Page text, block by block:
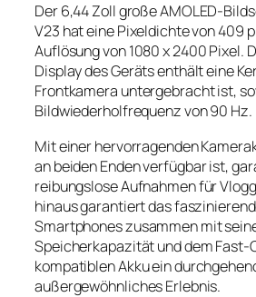
Der 6,44 Zoll große AMOLED-
V23 hat eine Pixeldichte von 409
Auflösung von 1080 x 2400 Pixel.
Display des Geräts enthält eine
Frontkamera untergebracht ist,
Bildwiederholfrequenz von 90 Hz.
Mit einer hervorragenden
an beiden Enden verfügbar ist,
reibungslose Aufnahmen für
hinaus garantiert das
Smartphones zusammen mit
Speicherkapazität und dem Fast-
kompatiblen Akku ein
außergewöhnliches Erlebnis.